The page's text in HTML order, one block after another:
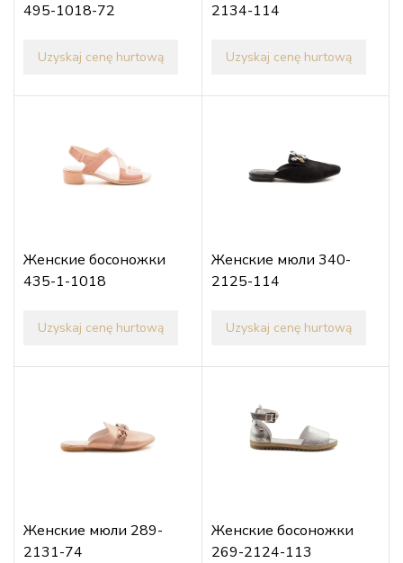
495-1018-72
Uzyskaj cenę hurtową
2134-114
Uzyskaj cenę hurtową
Женские босоножки
435-1-1018
Uzyskaj cenę hurtową
Женские мюли 340-
2125-114
Uzyskaj cenę hurtową
Женские мюли 289-
2131-74
Женские босоножки
269-2124-113